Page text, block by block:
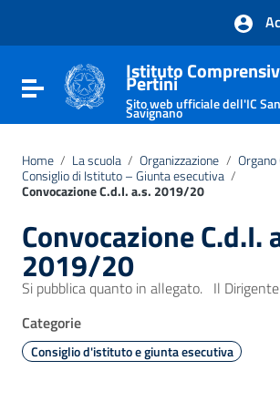
Vai al footer
Attiva / disattiva la navigazione
Istituto
Pertini
Sito web ufficiale dell'IC
Savignano
Home / La scuola / Organizzazione / Organo
Consiglio di Istituto – Giunta esecutiva /
Convocazione C.d.I. a.s. 2019/20
Convocazione C.d.I.
2019/20
Si pubblica quanto in allegato. Il
Categorie
Consiglio d'istituto e giunta esecutiva